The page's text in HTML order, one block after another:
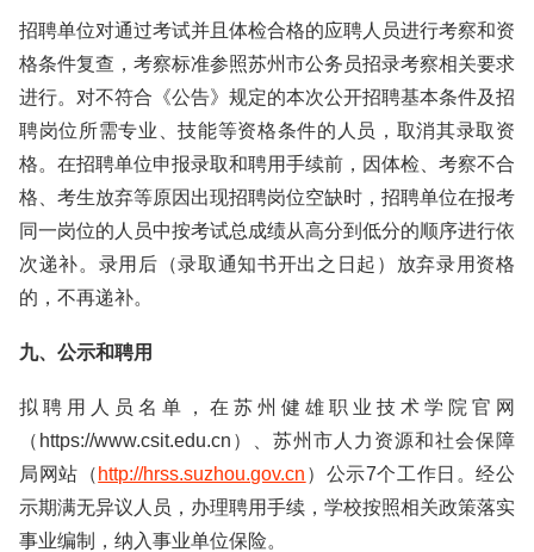
招聘单位对通过考试并且体检合格的应聘人员进行考察和资
格条件复查，考察标准参照苏州市公务员招录考察相关要求
进行。对不符合《公告》规定的本次公开招聘基本条件及招
聘岗位所需专业、技能等资格条件的人员，取消其录取资
格。在招聘单位申报录取和聘用手续前，因体检、考察不合
格、考生放弃等原因出现招聘岗位空缺时，招聘单位在报考
同一岗位的人员中按考试总成绩从高分到低分的顺序进行依
次递补。录用后（录取通知书开出之日起）放弃录用资格
的，不再递补。
九、公示和聘用
拟聘用人员名单，在苏州健雄职业技术学院官网
（https://www.csit.edu.cn）、苏州市人力资源和社会保障
局网站（ http://hrss.suzhou.gov.cn ）公示7个工作日。经公
示期满无异议人员，办理聘用手续，学校按照相关政策落实
事业编制，纳入事业单位保险。